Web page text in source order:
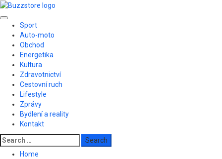
Skip
content
Primary
Menu
Sport
Auto-moto
Obchod
Energetika
Kultura
Zdravotnictví
Cestovní ruch
Lifestyle
Zprávy
Bydlení a reality
Kontakt
Search
for:
Home